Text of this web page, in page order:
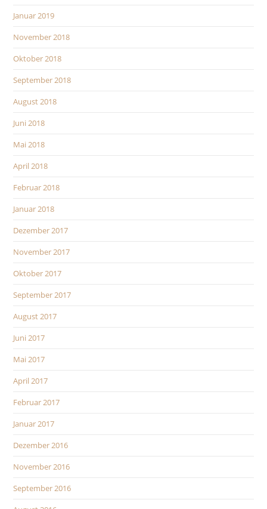
Januar 2019
November 2018
Oktober 2018
September 2018
August 2018
Juni 2018
Mai 2018
April 2018
Februar 2018
Januar 2018
Dezember 2017
November 2017
Oktober 2017
September 2017
August 2017
Juni 2017
Mai 2017
April 2017
Februar 2017
Januar 2017
Dezember 2016
November 2016
September 2016